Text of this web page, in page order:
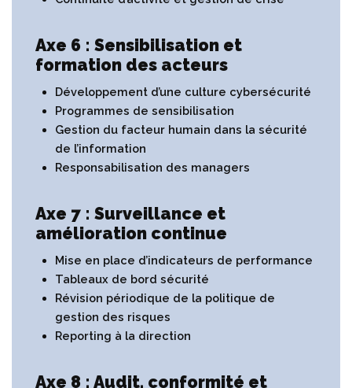
Axe 6 : Sensibilisation et
formation des acteurs
Développement d’une culture cybersécurité
Programmes de sensibilisation
Gestion du facteur humain dans la sécurité
de l’information
Responsabilisation des managers
Axe 7 : Surveillance et
amélioration continue
Mise en place d’indicateurs de performance
Tableaux de bord sécurité
Révision périodique de la politique de
gestion des risques
Reporting à la direction
Axe 8 : Audit, conformité et